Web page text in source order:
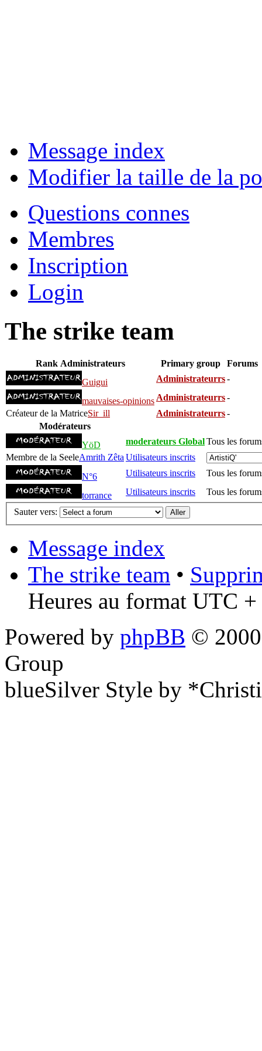
Message index
Modifier la taille de la
Questions connes
Membres
Inscription
Login
The strike team
Rank Administrateurs Primary group
Forums
Guigui
Administrateurrs-
mauvaises-opinions Administrateurrs-
Créateur de la MatriceSir_ill Administrateurrs-
Modérateurs
YöD
moderateurs GlobalTous les
Membre de la SeeleAmrith Zêta Utilisateurs inscrits
N°6
Utilisateurs inscrits Tous les
torrance Utilisateurs inscrits Tous les
Sauter vers:
Message index
The strike team •
Heures au format UTC
Powered by phpBB ©
Group
blueSilver Style by